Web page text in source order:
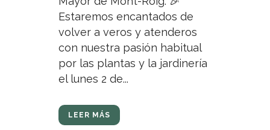
Estaremos encantados de
volver a veros y atenderos
con nuestra pasión habitual
por las plantas y la jardinería
el lunes 2 de...
LEER MÁS